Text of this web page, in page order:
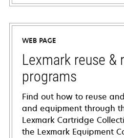
opens
in
new
tab
WEB PAGE
Lexmark reuse &
programs
Find out how to reuse
and equipment through
Lexmark Cartridge
the Lexmark Equipment